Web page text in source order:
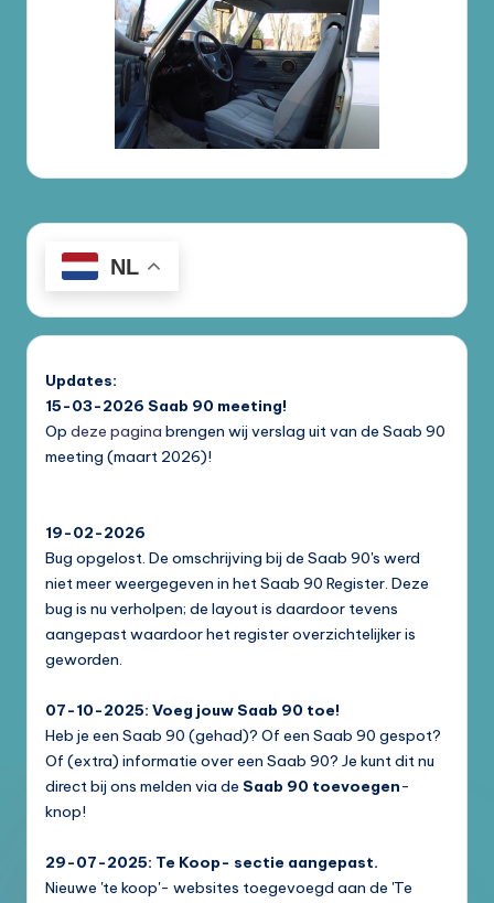
NL
Updates:
15-03-2026 Saab 90 meeting!
Op deze pagina brengen wij verslag uit van de Saab 90
meeting (maart 2026)!
19-02-2026
Bug opgelost. De omschrijving bij de Saab 90's werd
niet meer weergegeven in het Saab 90 Register. Deze
bug is nu verholpen; de layout is daardoor tevens
aangepast waardoor het register overzichtelijker is
geworden.
07-10-2025: Voeg jouw Saab 90 toe!
Heb je een Saab 90 (gehad)? Of een Saab 90 gespot?
Of (extra) informatie over een Saab 90? Je kunt dit nu
direct bij ons melden via de Saab 90 toevoegen-
knop!
29-07-2025: Te Koop- sectie aangepast.
Nieuwe 'te koop'- websites toegevoegd aan de 'Te